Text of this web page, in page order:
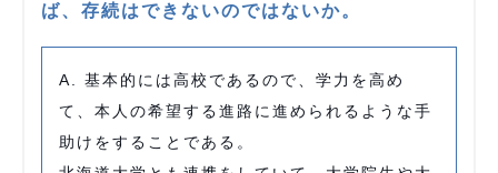
ば、存続はできないのではないか。
A. 基本的には高校であるので、学力を高め
て、本人の希望する進路に進められるような手
助けをすることである。